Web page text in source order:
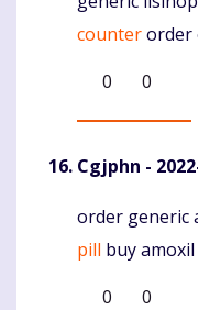
counterorder
0
0
Cgjphn -
Komentaras
order generic
pill buy
0
0